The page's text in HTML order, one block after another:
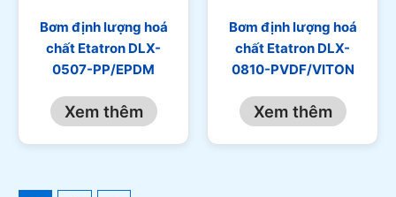
Bơm định lượng hoá
chất Etatron DLX-
0507-PP/EPDM
Xem thêm
Bơm định lượng hoá
chất Etatron DLX-
0810-PVDF/VITON
Xem thêm